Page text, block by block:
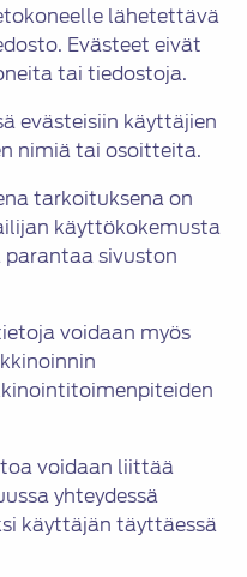
lähetettävä
Evästeet eivät
tai tiedostoja.
evästeisiin käyttäjien
nimiä tai osoitteita.
tarkoituksena on
käyttökokemusta
sivuston
voidaan myös
voidaan liittää
yhteydessä
käyttäjän täyttäessä